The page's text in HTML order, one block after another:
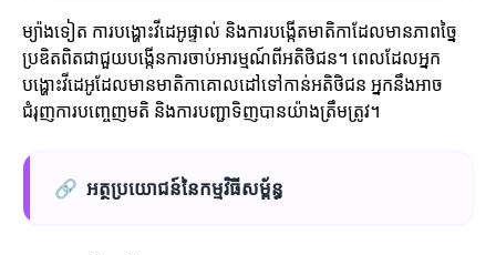
ម្យ៉ាងទៀត ការបង្ហោះវីដេអូផ្ទាល់ និងការបង្កើតមាតិកាដែលមានភាពច្នៃ
ប្រឌិតពិតជាជួយបង្កើនការចាប់អារម្មណ៍ពីអតិថិជន។ ពេលដែលអ្នក
បង្ហោះវីដេអូដែលមានមាតិកាគោលដៅទៅកាន់អតិថិជន អ្នកនឹងអាច
ជំរុញការបញ្ចេញមតិ និងការបញ្ជាទិញបានយ៉ាងត្រឹមត្រូវ។
🔗 អត្ថប្រយោជន៍នៃកម្មវិធីសម្ព័ន្ធ